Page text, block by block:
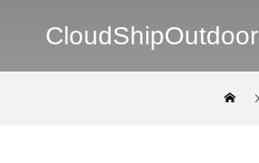
CloudShipOutdoor